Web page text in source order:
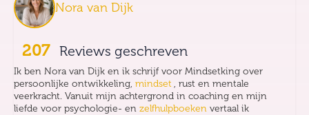
Nora van Dijk
207 Reviews geschreven
Ik ben Nora van Dijk en ik schrijf voor Mindsetking over
persoonlijke ontwikkeling, mindset , rust en mentale
veerkracht. Vanuit mijn achtergrond in coaching en mijn
liefde voor psychologie- en zelfhulpboeken vertaal ik